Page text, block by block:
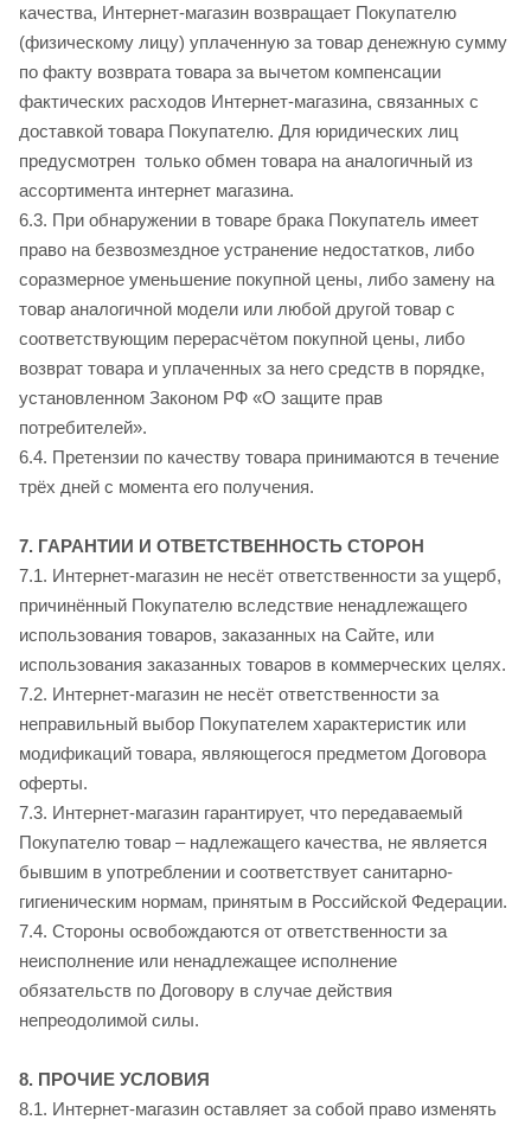
качества, Интернет-магазин возвращает Покупателю
(физическому лицу) уплаченную за товар денежную сумму
по факту возврата товара за вычетом компенсации
фактических расходов Интернет-магазина, связанных с
доставкой товара Покупателю. Для юридических лиц
предусмотрен только обмен товара на аналогичный из
ассортимента интернет магазина.
6.3. При обнаружении в товаре брака Покупатель имеет
право на безвозмездное устранение недостатков, либо
соразмерное уменьшение покупной цены, либо замену на
товар аналогичной модели или любой другой товар с
соответствующим перерасчётом покупной цены, либо
возврат товара и уплаченных за него средств в порядке,
установленном Законом РФ «О защите прав
потребителей».
6.4. Претензии по качеству товара принимаются в течение
трёх дней с момента его получения.
7. ГАРАНТИИ И ОТВЕТСТВЕННОСТЬ СТОРОН
7.1. Интернет-магазин не несёт ответственности за ущерб,
причинённый Покупателю вследствие ненадлежащего
использования товаров, заказанных на Сайте, или
использования заказанных товаров в коммерческих целях.
7.2. Интернет-магазин не несёт ответственности за
неправильный выбор Покупателем характеристик или
модификаций товара, являющегося предметом Договора
оферты.
7.3. Интернет-магазин гарантирует, что передаваемый
Покупателю товар – надлежащего качества, не является
бывшим в употреблении и соответствует санитарно-
гигиеническим нормам, принятым в Российской Федерации.
7.4. Стороны освобождаются от ответственности за
неисполнение или ненадлежащее исполнение
обязательств по Договору в случае действия
непреодолимой силы.
8. ПРОЧИЕ УСЛОВИЯ
8.1. Интернет-магазин оставляет за собой право изменять